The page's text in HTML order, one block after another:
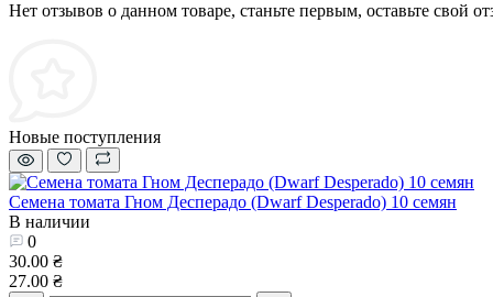
Нет отзывов о данном товаре, станьте первым, оставьте свой
Новые поступления
Семена томата Гном Десперадо (Dwarf Desperado) 10 семян
В наличии
0
30.00 ₴
27.00 ₴